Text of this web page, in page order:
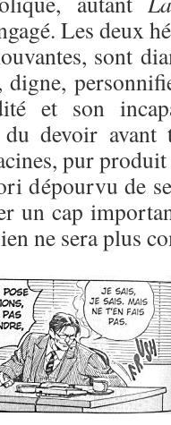
Les deux
sont
digne,
et son
devoir avant
pur
dépourvu de
un cap
ne sera plus